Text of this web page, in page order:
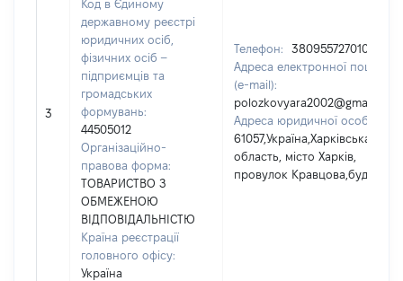
3
Код в Єдиному
державному реєстрі
юридичних осіб,
фізичних осіб –
підприємців та
громадських
формувань:
44505012
Організаційно-
правова форма:
ТОВАРИСТВО З
ОБМЕЖЕНОЮ
ВІДПОВІДАЛЬНІСТЮ
Країна реєстрації
головного офісу:
Україна
Телефон:
380955727010
Адреса електронної пошти
(e-mail):
polozkovyara2002@gmail.com
Адреса юридичної особи:
61057,Україна,Харківська
область, місто Харків,
провулок Кравцова,буд.19